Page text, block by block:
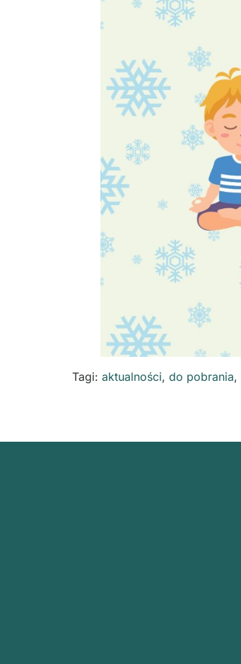
Tagi: aktualności, do pobrania,